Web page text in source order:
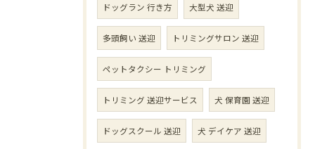
ドッグラン 行き方 大型犬 送迎
多頭飼い 送迎 トリミングサロン 送迎
ペットタクシー トリミング
トリミング 送迎サービス 犬 保育園 送迎
ドッグスクール 送迎 犬 デイケア 送迎